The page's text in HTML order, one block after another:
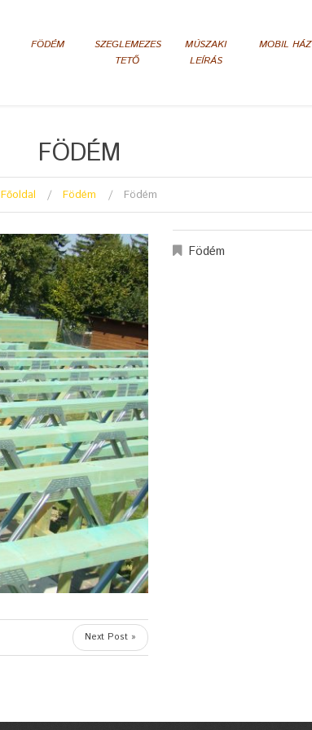
FÖDÉM
SZEGLEMEZES
TETŐ
MÚSZAKI
LEÍRÁS
MOBIL HÁZ
FÖDÉM
Főoldal Födém Födém
Next Post »
Födém